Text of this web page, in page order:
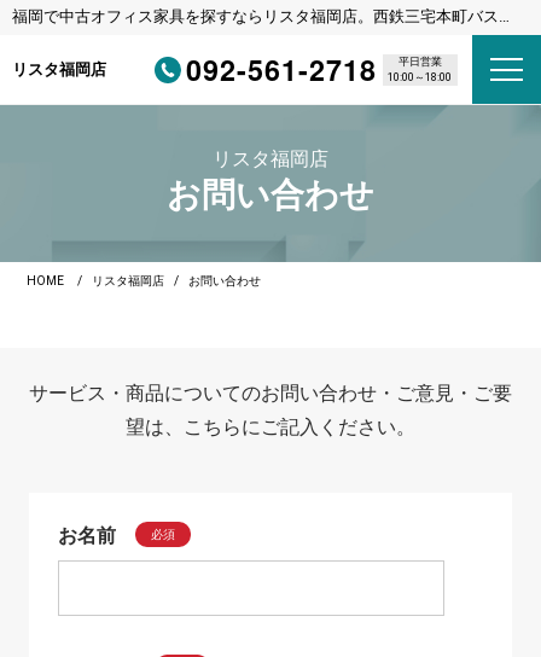
福岡で中古オフィス家具を探すならリスタ福岡店。西鉄三宅本町バス停
リスタ福岡店
092-561-2718
平日営業
10:00～18:00
リスタ福岡店
お問い合わせ
HOME リスタ福岡店 お問い合わせ
サービス・商品についてのお問い合わせ・ご意見・ご要
望は、こちらにご記入ください。
お名前 必須